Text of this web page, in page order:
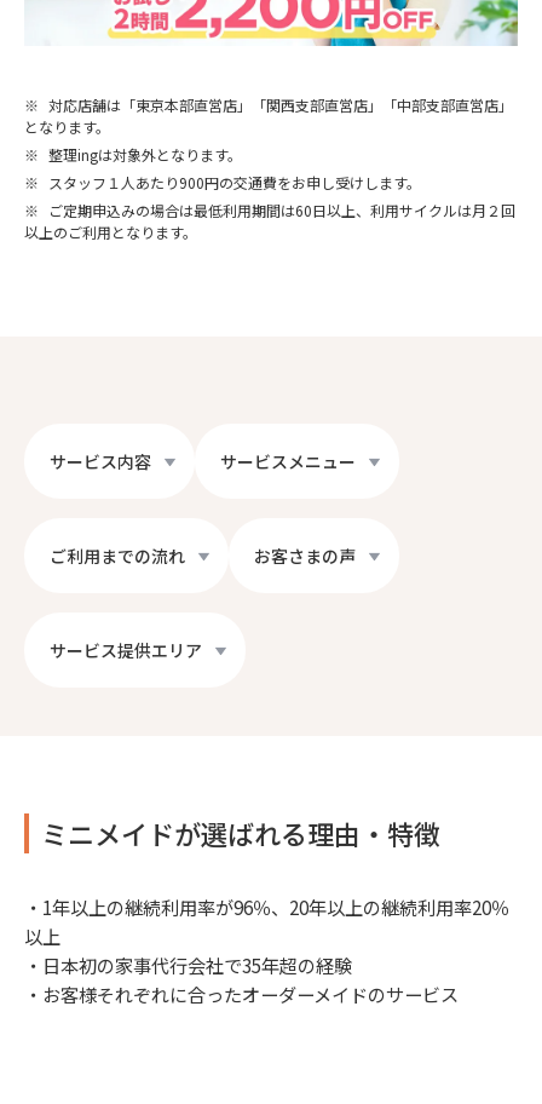
※ 対応店舗は「東京本部直営店」「関西支部直営店」「中部支部直営店」
となります。
※ 整理ingは対象外となります。
※
スタッフ１人あたり900円の交通費をお申し受けします。
※
ご定期申込みの場合は最低利用期間は60日以上、利用サイクルは月２回
以上のご利用となります。
サービス内容 サービスメニュー
ご利用までの流れ お客さまの声
サービス提供エリア
ミニメイドが選ばれる理由・特徴
・1年以上の継続利用率が96％、20年以上の継続利用率20％
以上
・日本初の家事代行会社で35年超の経験
・お客様それぞれに合ったオーダーメイドのサービス